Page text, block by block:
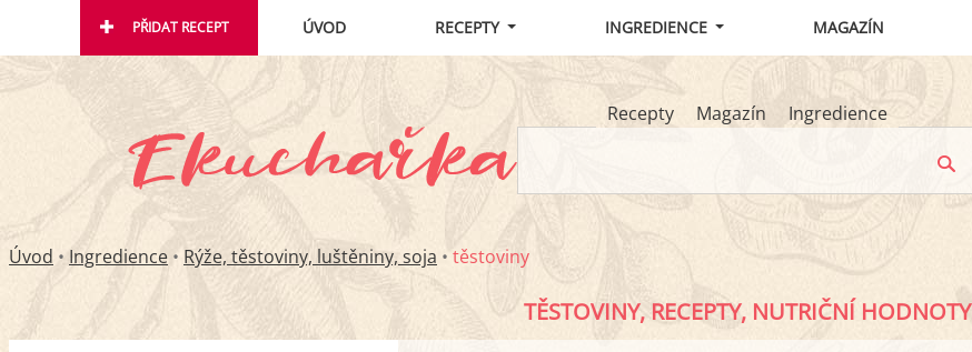
PŘIDAT RECEPT ÚVOD RECEPTY INGREDIENCE MAGAZÍN
Recepty Magazín
Ingredience
Úvod • Ingredience • Rýže, těstoviny, luštěniny, soja • těstoviny
TĚSTOVINY, RECEPTY, NUTRIČNÍ HODNOTY